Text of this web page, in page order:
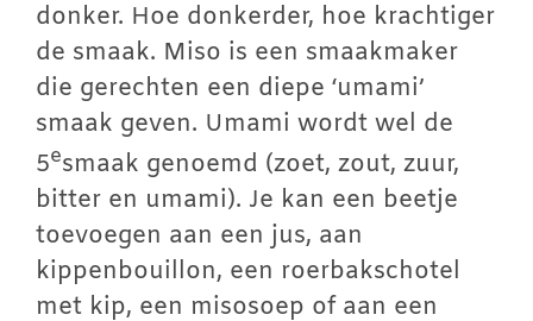
donker. Hoe donkerder, hoe krachtiger
de smaak. Miso is een smaakmaker
die gerechten een diepe ‘umami’
smaak geven. Umami wordt wel de
5esmaak genoemd (zoet, zout, zuur,
bitter en umami). Je kan een beetje
toevoegen aan een jus, aan
kippenbouillon, een roerbakschotel
met kip, een misosoep of aan een